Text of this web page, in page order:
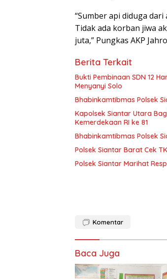
“Sumber api diduga
Tidak ada korban jiwa
juta,” Pungkas AKP
Berita Terkait
Bukti Pembinaan SDN 12
Menyanyi Solo
Bhabinkamtibmas Polsek
Kapolsek Siantar Utara
Kemerdekaan RI ke 81
Bhabinkamtibmas Polsek
Polsek Siantar Barat Cek
Polsek Siantar Marihat
Komentar
Baca Juga